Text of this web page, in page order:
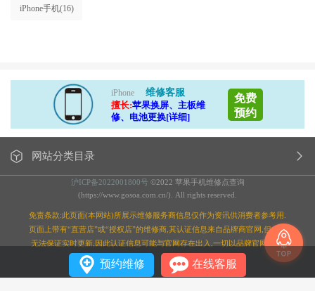
iPhone手机(16)
iPhone
维修客服
擅长:苹果换屏、主板维
修、电池更换[详细]
免费
预约
网站分类目录
沪ICP备2022001800号 ©2022 苹果手机维修点查询
(https://www.gosoa.com.cn/). All rights reserved.
免责条款:此页面(本网站)所展示维修服务商信息仅作为资讯供消费者参考用.
页面上带有“直营店”或“授权店”的维修商,其认证信息来自品牌商官网,但本站
无法保证实时更新,因此认证信息可能与官网存在出入,一切以品牌官网为准;
预约维修 在线客服